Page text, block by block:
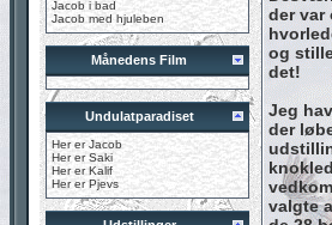
Jacob i bad
Jacob med hjuleben
Månedens Film
Undulatparadiset
Her er Jacob
Her er Saki
Her er Kalif
Her er Pjevs
der var
og
det!
Jeg
der
valgte